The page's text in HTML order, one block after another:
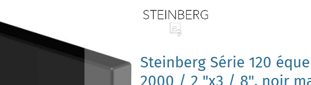
Steinberg Série 120